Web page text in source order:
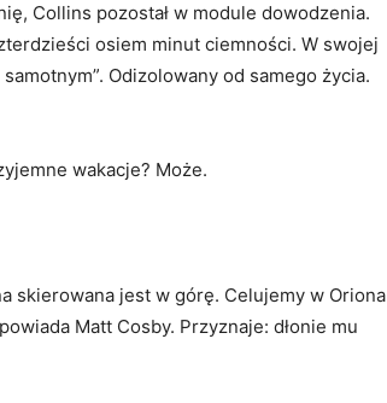
Collins pozostał w module dowodzenia.
osiem minut ciemności. W swojej
Odizolowany od samego życia.
wakacje? Może.
skierowana jest w górę. Celujemy w Oriona
Matt Cosby. Przyznaje: dłonie mu